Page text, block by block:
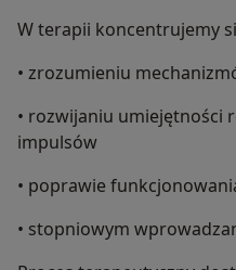
W terapii koncentrujemy
• zrozumieniu
• rozwijaniu umiejętności
impulsów
• poprawie
• stopniowym